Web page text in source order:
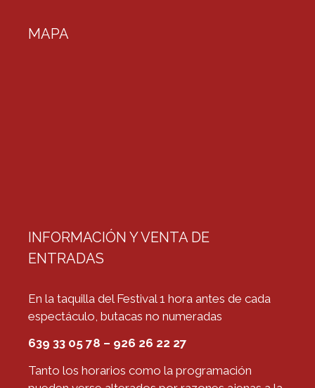
MAPA
INFORMACIÓN Y VENTA DE
ENTRADAS
En la taquilla del Festival 1 hora antes de cada
espectáculo, butacas no numeradas
639 33 05 78 – 926 26 22 27
Tanto los horarios como la programación